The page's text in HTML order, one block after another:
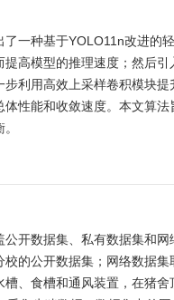
一种基于YOLO11n改进的
高模型的推理速度；然后
利用高效上采样卷积模块
性能和收敛速度。本文算
开数据集、私有数据集和
的公开数据集；网络数据
、食槽和通风装置，在猪